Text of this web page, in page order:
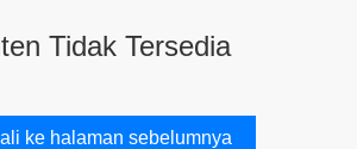
Tidak Tersedia
ke halaman sebelumnya